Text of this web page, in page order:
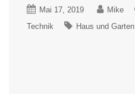
Mai 17, 2019 Mike
Technik
Haus und Garten